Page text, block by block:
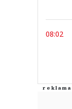
08:02